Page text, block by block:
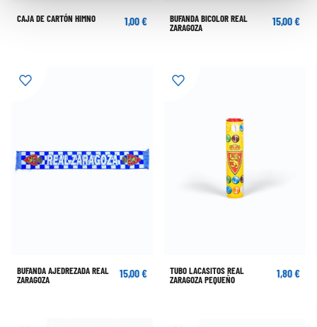
CAJA DE CARTÓN HIMNO 1,00 €
BUFANDA BICOLOR REAL
ZARAGOZA
15,00 €
BUFANDA AJEDREZADA REAL
ZARAGOZA
15,00 €
TUBO LACASITOS REAL
ZARAGOZA PEQUEÑO
1,80 €